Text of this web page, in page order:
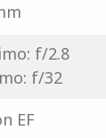
f/2.8
f/32
EF